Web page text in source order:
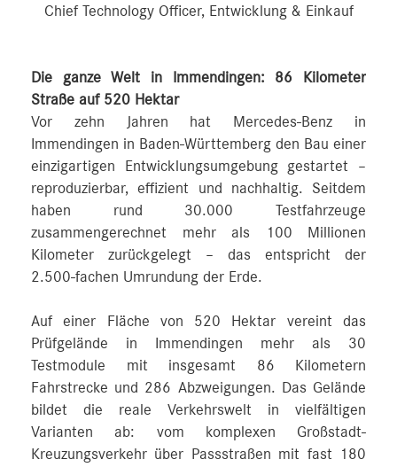
Chief Technology Officer, Entwicklung & Einkauf
Die ganze Welt in Immendingen: 86 Kilometer
Straße auf 520 Hektar
Vor zehn Jahren hat Mercedes-Benz in
Immendingen in Baden-Württemberg den Bau einer
einzigartigen Entwicklungsumgebung gestartet –
reproduzierbar, effizient und nachhaltig. Seitdem
haben rund 30.000 Testfahrzeuge
zusammengerechnet mehr als 100 Millionen
Kilometer zurückgelegt – das entspricht der
2.500‑fachen Umrundung der Erde.
Auf einer Fläche von 520 Hektar vereint das
Prüfgelände in Immendingen mehr als 30
Testmodule mit insgesamt 86 Kilometern
Fahrstrecke und 286 Abzweigungen. Das Gelände
bildet die reale Verkehrswelt in vielfältigen
Varianten ab: vom komplexen Großstadt-
Kreuzungsverkehr über Passstraßen mit fast 180